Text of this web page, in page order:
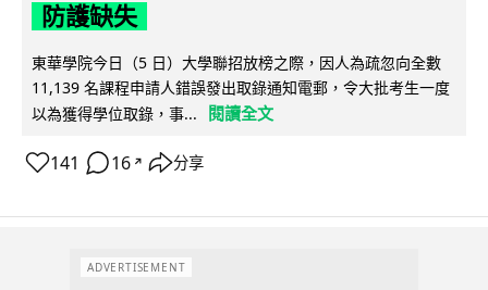
防護缺失
東華學院今日（5 日）大學聯招放榜之際，因人為疏忽向全數
11,139 名課程申請人錯誤發出取錄通知電郵，令大批考生一度
以為獲得學位取錄，事...
閱讀全文
141 16 ↗ 分享
ADVERTISEMENT